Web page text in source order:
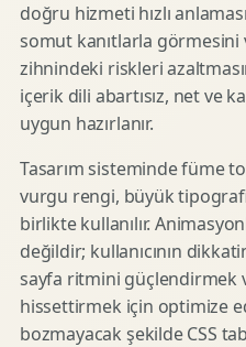
doğru hizmeti hızlı
somut kanıtlarla
zihnindeki riskleri
içerik dili abartısız, net ve
uygun hazırlanır.
Tasarım sisteminde füme
vurgu rengi, büyük
birlikte kullanılır.
değildir; kullanıcının
sayfa ritmini güçlendirmek
hissettirmek için optimize
bozmayacak şekilde CSS